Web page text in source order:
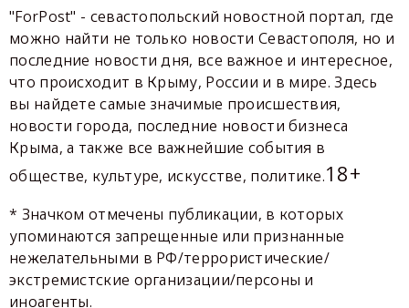
"ForPost" - севастопольский новостной портал, где
можно найти не только новости Севастополя, но и
последние новости дня, все важное и интересное,
что происходит в Крыму, России и в мире. Здесь
вы найдете самые значимые происшествия,
новости города, последние новости бизнеса
Крыма, а также все важнейшие события в
обществе, культуре, искусстве, политике.18+
* Значком отмечены публикации, в которых
упоминаются запрещенные или признанные
нежелательными в РФ/террористические/
экстремистские организации/персоны и
иноагенты.